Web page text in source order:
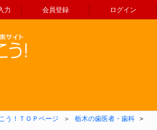
力 会員登録 ログイン
コンテンツへ移動
う！ＴＯＰページ ＞ 栃木の歯医者・歯科
>